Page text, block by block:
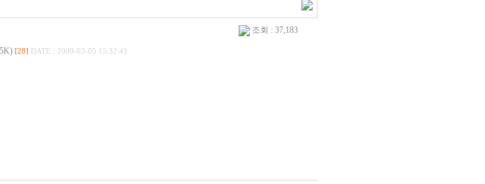
조회 : 37,183
[28] DATE : 2009-03-05 15:32:41